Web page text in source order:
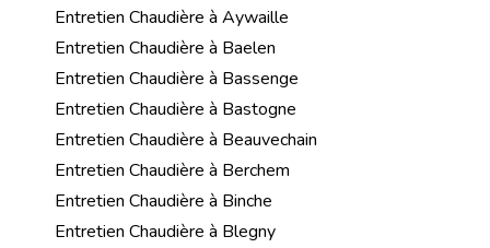
Entretien Chaudière à Aywaille
Entretien Chaudière à Baelen
Entretien Chaudière à Bassenge
Entretien Chaudière à Bastogne
Entretien Chaudière à Beauvechain
Entretien Chaudière à Berchem
Entretien Chaudière à Binche
Entretien Chaudière à Blegny